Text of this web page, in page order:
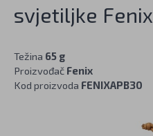
svjetiljke Fenix
Težina 65 g
Proizvođač Fenix
Kod proizvoda FENIXAPB30